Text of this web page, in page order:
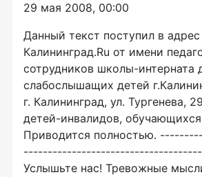
29 мая 2008, 00:00
Данный текст поступил в
Калининград.Ru от имени
сотрудников школы-интерната
слабослышащих детей
г. Калининград, ул. Тургенева,
детей-инвалидов,
Приводится полностью.
Услышьте нас! Тревожные